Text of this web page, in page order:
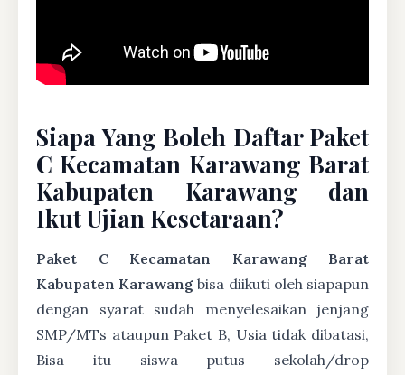
Siapa Yang Boleh Daftar Paket
C Kecamatan Karawang Barat
Kabupaten Karawang dan
Ikut Ujian Kesetaraan?
Paket C Kecamatan Karawang Barat
Kabupaten Karawang bisa diikuti oleh siapapun
dengan syarat sudah menyelesaikan jenjang
SMP/MTs ataupun Paket B, Usia tidak dibatasi,
Bisa itu siswa putus sekolah/drop